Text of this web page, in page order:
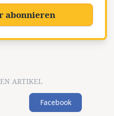
abonnieren
ARTIKEL
Facebook